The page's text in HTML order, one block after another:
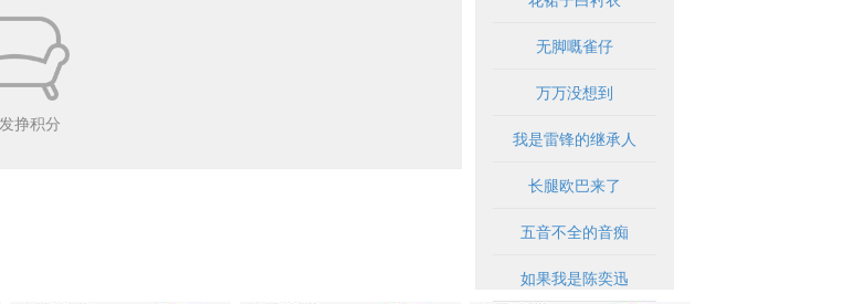
挣积分
无脚嘅雀仔
万万没想到
我是雷锋的继承人
长腿欧巴来了
五音不全的音痴
如果我是陈奕迅